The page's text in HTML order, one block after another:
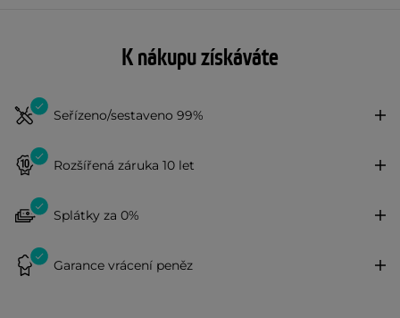
K nákupu získáváte
Seřízeno/sestaveno 99%
Rozšířená záruka 10 let
Splátky za 0%
Garance vrácení peněz